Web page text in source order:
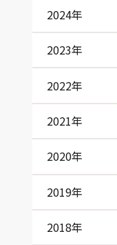
2024年
2023年
2022年
2021年
2020年
2019年
2018年